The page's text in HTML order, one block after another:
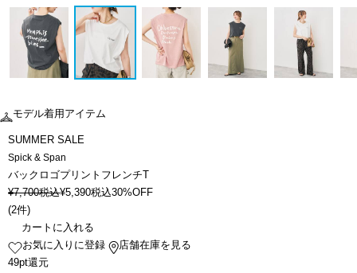
モデル着用アイテム
SUMMER SALE
Spick & Span
バックロゴプリントフレンチT
¥7,700税込¥5,390税込30%OFF
(2件)
カートに入れる
お気に入りに登録
店舗在庫を見る
49pt還元